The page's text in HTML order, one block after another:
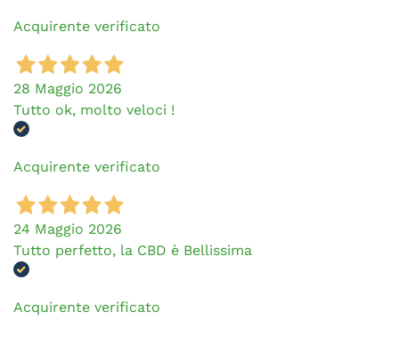
Acquirente verificato
28 Maggio 2026
Tutto ok, molto veloci !
Acquirente verificato
24 Maggio 2026
Tutto perfetto, la CBD è Bellissima
Acquirente verificato